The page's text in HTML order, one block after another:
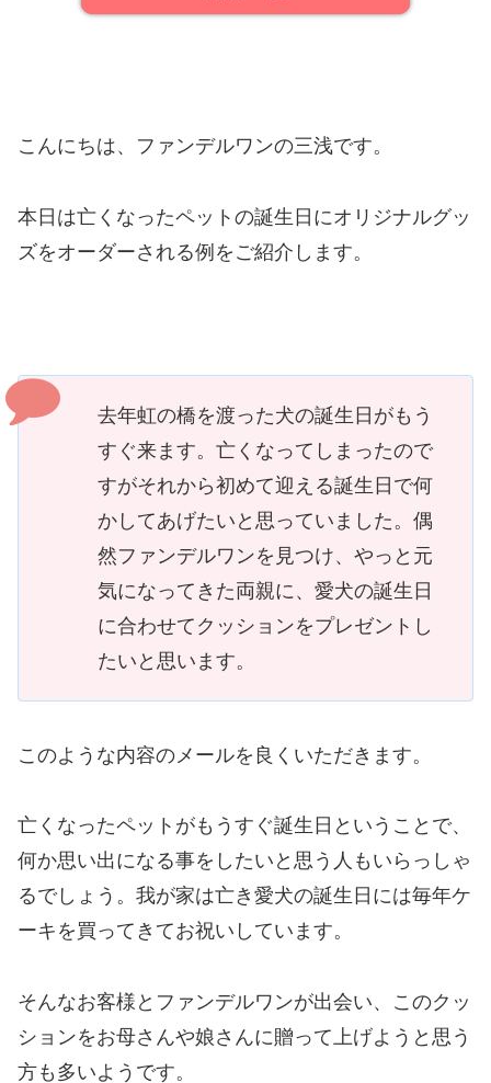
こんにちは、ファンデルワンの三浅です。
本日は亡くなったペットの誕生日にオリジナルグッ
ズをオーダーされる例をご紹介します。
去年虹の橋を渡った犬の誕生日がもう
すぐ来ます。亡くなってしまったので
すがそれから初めて迎える誕生日で何
かしてあげたいと思っていました。偶
然ファンデルワンを見つけ、やっと元
気になってきた両親に、愛犬の誕生日
に合わせてクッションをプレゼントし
たいと思います。
このような内容のメールを良くいただきます。
亡くなったペットがもうすぐ誕生日ということで、
何か思い出になる事をしたいと思う人もいらっしゃ
るでしょう。我が家は亡き愛犬の誕生日には毎年ケ
ーキを買ってきてお祝いしています。
そんなお客様とファンデルワンが出会い、このクッ
ションをお母さんや娘さんに贈って上げようと思う
方も多いようです。